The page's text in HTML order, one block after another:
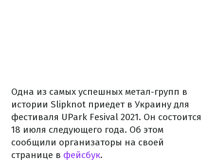
Одна из самых успешных метал-групп в
истории Slipknot приедет в Украину для
фестиваля UPark Fesival 2021. Он состоится
18 июля следующего года. Об этом
сообщили организаторы на своей
странице в фейсбук.